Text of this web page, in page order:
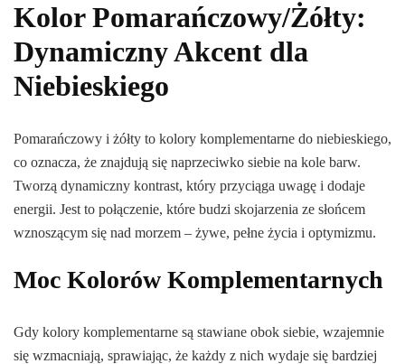
Kolor Pomarańczowy/Żółty:
Dynamiczny Akcent dla
Niebieskiego
Pomarańczowy i żółty to kolory komplementarne do niebieskiego,
co oznacza, że znajdują się naprzeciwko siebie na kole barw.
Tworzą dynamiczny kontrast, który przyciąga uwagę i dodaje
energii. Jest to połączenie, które budzi skojarzenia ze słońcem
wznoszącym się nad morzem – żywe, pełne życia i optymizmu.
Moc Kolorów Komplementarnych
Gdy kolory komplementarne są stawiane obok siebie, wzajemnie
się wzmacniają, sprawiając, że każdy z nich wydaje się bardziej